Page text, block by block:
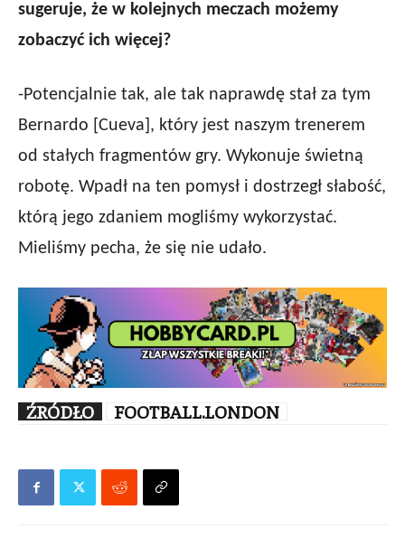
sugeruje, że w kolejnych meczach możemy
zobaczyć ich więcej?
-Potencjalnie tak, ale tak naprawdę stał za tym
Bernardo [Cueva], który jest naszym trenerem
od stałych fragmentów gry. Wykonuje świetną
robotę. Wpadł na ten pomysł i dostrzegł słabość,
którą jego zdaniem mogliśmy wykorzystać.
Mieliśmy pecha, że się nie udało.
ŹRÓDŁO FOOTBALL.LONDON